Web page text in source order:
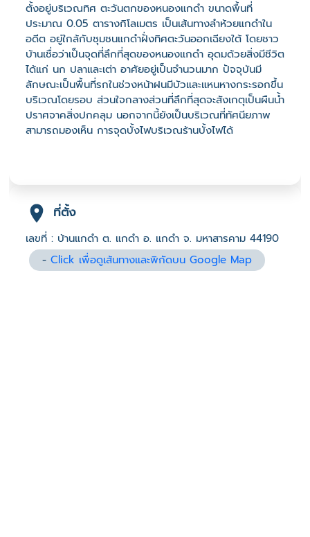
ตั้งอยู่บริเวณทิศ ตะวันตกของหนองแกดำ ขนาดพื้นที่
ประมาณ 0.05 ตารางกิโลเมตร เป็นเส้นทางลำห้วยแกดำใน
อดีต อยู่ใกล้กับชุมชนแกดำฝั่งทิศตะวันออกเฉียงใต้ โดยชาว
บ้านเชื่อว่าเป็นจุดที่ลึกที่สุดของหนองแกดำ อุดมด้วยสิ่งมีชีวิต
ได้แก่ นก ปลาและเต่า อาศัยอยู่เป็นจำนวนมาก ปัจจุบันมี
ลักษณะเป็นพื้นที่รกในช่วงหน้าฝนมีบัวและแหนหางกระรอกขึ้น
บริเวณโดยรอบ ส่วนใจกลางส่วนที่ลึกที่สุดจะสังเกตุเป็นผืนน้ำ
ปราศจาคสิ่งปกคลุม นอกจากนี้ยังเป็นบริเวณที่ทัศนียภาพ
สามารถมองเห็น การจุดบั้งไฟบริเวณร้านบั้งไฟได้
ที่ตั้ง
เลขที่ : บ้านแกดำ ต. แกดำ อ. แกดำ จ. มหาสารคาม 44190
-Click เพื่อดูเส้นทางและพิกัดบน Google Map